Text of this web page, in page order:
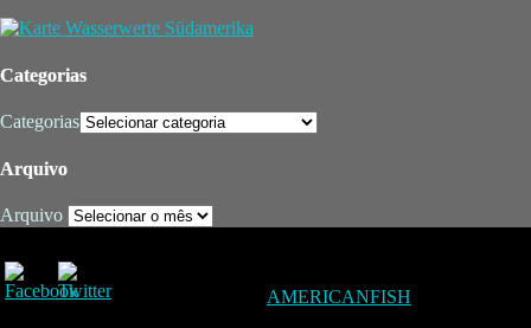
Categorias
Categorias
Arquivo
Arquivo
AMERICANFISH